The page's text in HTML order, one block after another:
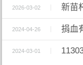
2026-03-02 新苗
2024-04-26 捐血
2024-03-01